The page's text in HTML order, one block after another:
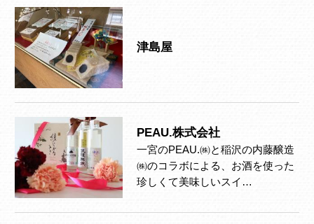
津島屋
PEAU.株式会社
一宮のPEAU.㈱と稲沢の内藤醸造
㈱のコラボによる、お酒を使った
珍しくて美味しいスイ…